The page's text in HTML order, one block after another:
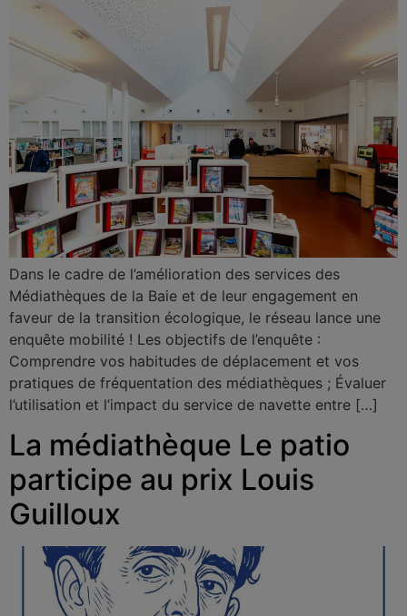
Dans le cadre de l’amélioration des services des
Médiathèques de la Baie et de leur engagement en
faveur de la transition écologique, le réseau lance une
enquête mobilité ! Les objectifs de l’enquête :
Comprendre vos habitudes de déplacement et vos
pratiques de fréquentation des médiathèques ; Évaluer
l’utilisation et l’impact du service de navette entre […]
La médiathèque Le patio
participe au prix Louis
Guilloux